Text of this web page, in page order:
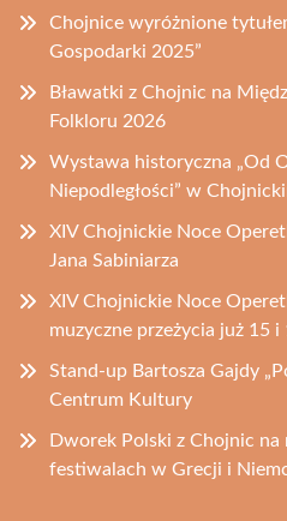
Chojnice wyróżnione
Gospodarki 2025”
Bławatki z Chojnic na
Folkloru 2026
Wystawa historyczna „Od
Niepodległości” w
XIV Chojnickie Noce
Jana Sabiniarza
XIV Chojnickie Noce
muzyczne przeżycia już 15 i
Stand-up Bartosza Gajdy
Centrum Kultury
Dworek Polski z Chojnic
festiwalach w Grecji i